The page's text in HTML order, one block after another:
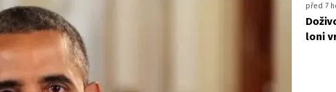
před 7
loni